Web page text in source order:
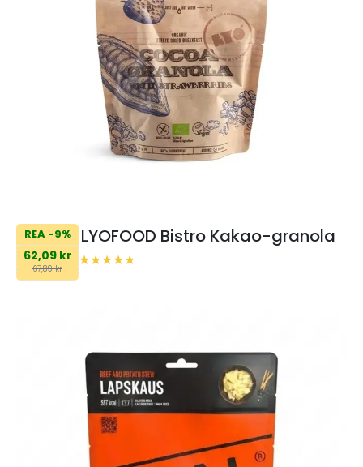
REA -9%
62,09 kr
67,89 kr
LYOFOOD Bistro Kakao-granola